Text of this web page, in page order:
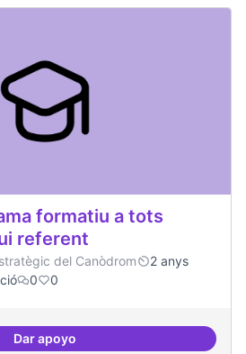
formatiu a tots
referent
del Canòdrom
2 anys
0 0
Dar apoyoTenir un programa formatiu a